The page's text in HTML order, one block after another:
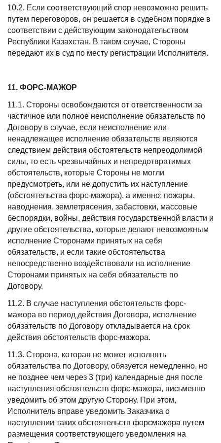
10.2. Если соответствующий спор невозможно решить
путем переговоров, он решается в судебном порядке в
соответствии с действующим законодательством
Республики Казахстан. В таком случае, Стороны
передают их в суд по месту регистрации Исполнителя.
11. ФОРС-МАЖОР
11.1. Стороны освобождаются от ответственности за
частичное или полное неисполнение обязательств по
Договору в случае, если неисполнение или
ненадлежащее исполнение обязательств являются
следствием действия обстоятельств непреодолимой
силы, то есть чрезвычайных и непредотвратимых
обстоятельств, которые Стороны не могли
предусмотреть, или не допустить их наступление
(обстоятельства форс-мажора), а именно: пожары,
наводнения, землетрясения, забастовки, массовые
беспорядки, войны, действия государственной власти и
другие обстоятельства, которые делают невозможным
исполнение Сторонами принятых на себя
обязательств, и если такие обстоятельства
непосредственно воздействовали на исполнение
Сторонами принятых на себя обязательств по
Договору.
11.2. В случае наступления обстоятельств форс-
мажора во период действия Договора, исполнение
обязательств по Договору откладывается на срок
действия обстоятельств форс-мажора.
11.3. Сторона, которая не может исполнять
обязательства по Договору, обязуется немедленно, но
не позднее чем через 3 (три) календарные дня после
наступления обстоятельств форс-мажора, письменно
уведомить об этом другую Сторону. При этом,
Исполнитель вправе уведомить Заказчика о
наступлении таких обстоятельств форсмажора путем
размещения соответствующего уведомления на